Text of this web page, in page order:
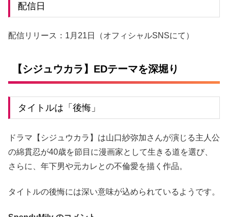
配信日
配信リリース：1月21日（オフィシャルSNSにて）
【シジュウカラ】EDテーマを深堀り
タイトルは「後悔」
ドラマ【シジュウカラ】は山口紗弥加さんが演じる主人公
の綿貫忍が40歳を節目に漫画家として生きる道を選び、
さらに、年下男や元カレとの不倫愛を描く作品。
タイトルの後悔には深い意味が込められているようです。